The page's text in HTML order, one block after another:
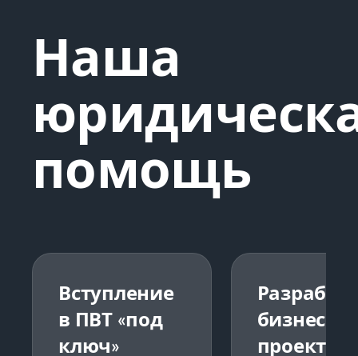
Наша
помощь
Вступление
в ПВТ «под
ключ»
бизнес-
проекта